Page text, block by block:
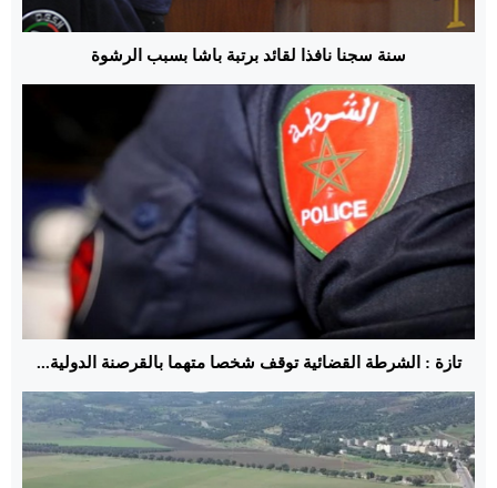
سنة سجنا نافذا لقائد برتبة باشا بسبب الرشوة
تازة : الشرطة القضائية توقف شخصا متهما بالقرصنة الدولية...